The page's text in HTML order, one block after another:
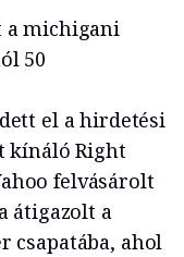
a michigani
50
el a hirdetési
kínáló Right
felvásárolt
átigazolt a
csapatába, ahol